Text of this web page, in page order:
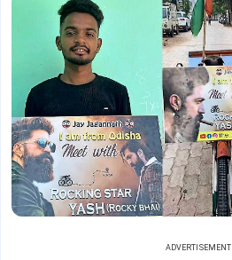
ADVERTISEMENT